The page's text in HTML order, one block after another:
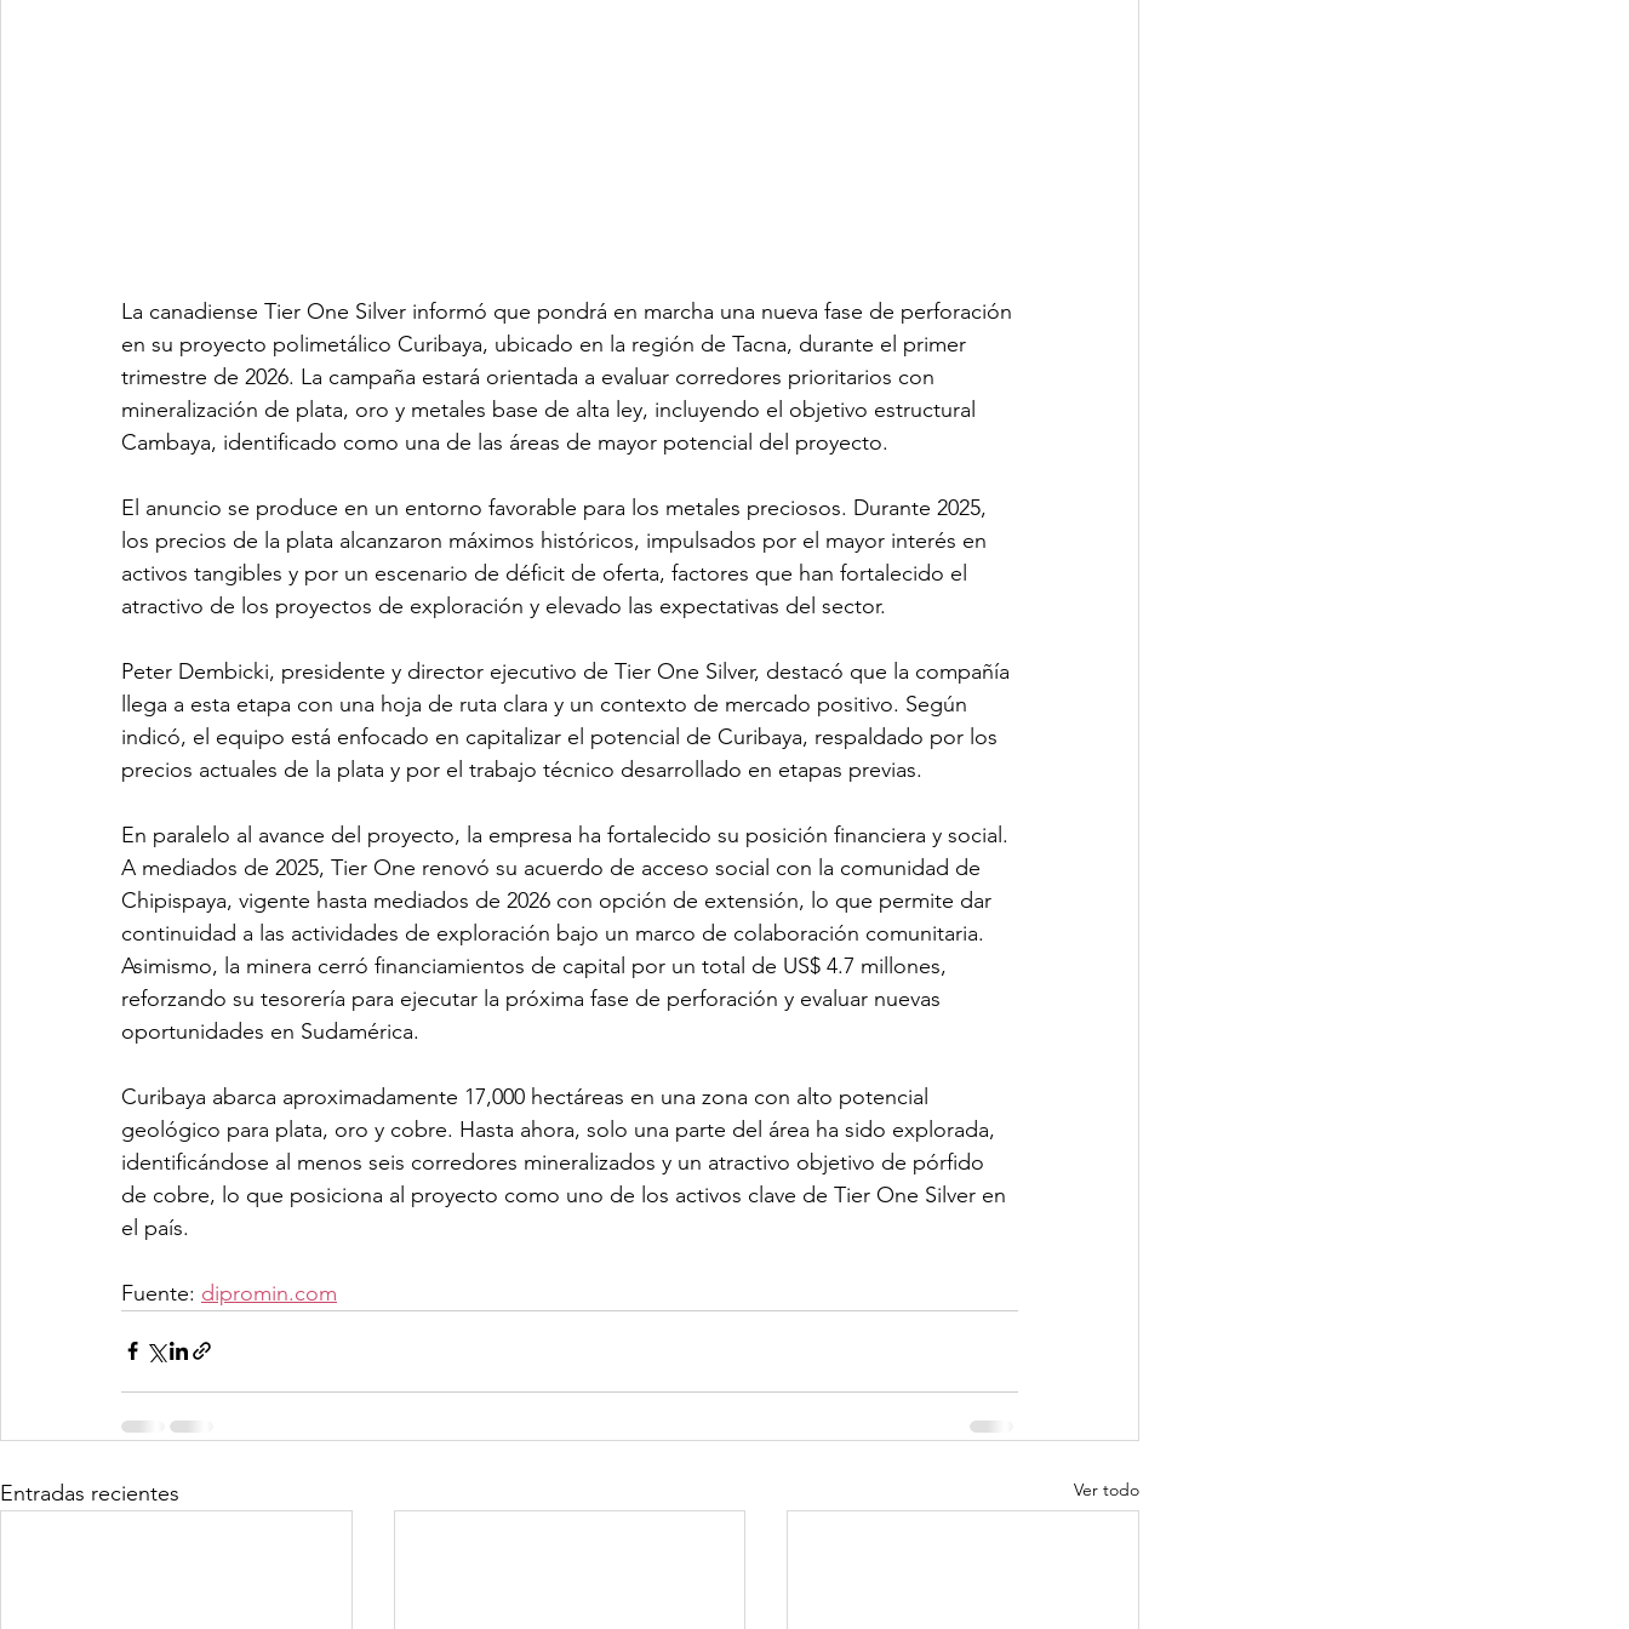
La canadiense Tier One Silver informó que pondrá en marcha una nueva fase de perforación
en su proyecto polimetálico Curibaya, ubicado en la región de Tacna, durante el primer
trimestre de 2026. La campaña estará orientada a evaluar corredores prioritarios con
mineralización de plata, oro y metales base de alta ley, incluyendo el objetivo estructural
Cambaya, identificado como una de las áreas de mayor potencial del proyecto.
El anuncio se produce en un entorno favorable para los metales preciosos. Durante 2025,
los precios de la plata alcanzaron máximos históricos, impulsados por el mayor interés en
activos tangibles y por un escenario de déficit de oferta, factores que han fortalecido el
atractivo de los proyectos de exploración y elevado las expectativas del sector.
Peter Dembicki, presidente y director ejecutivo de Tier One Silver, destacó que la compañía
llega a esta etapa con una hoja de ruta clara y un contexto de mercado positivo. Según
indicó, el equipo está enfocado en capitalizar el potencial de Curibaya, respaldado por los
precios actuales de la plata y por el trabajo técnico desarrollado en etapas previas.
En paralelo al avance del proyecto, la empresa ha fortalecido su posición financiera y social.
A mediados de 2025, Tier One renovó su acuerdo de acceso social con la comunidad de
Chipispaya, vigente hasta mediados de 2026 con opción de extensión, lo que permite dar
continuidad a las actividades de exploración bajo un marco de colaboración comunitaria.
Asimismo, la minera cerró financiamientos de capital por un total de US$ 4.7 millones,
reforzando su tesorería para ejecutar la próxima fase de perforación y evaluar nuevas
oportunidades en Sudamérica.
Curibaya abarca aproximadamente 17,000 hectáreas en una zona con alto potencial
geológico para plata, oro y cobre. Hasta ahora, solo una parte del área ha sido explorada,
identificándose al menos seis corredores mineralizados y un atractivo objetivo de pórfido
de cobre, lo que posiciona al proyecto como uno de los activos clave de Tier One Silver en
el país.
Fuente: dipromin.com
Entradas recientes Ver todo